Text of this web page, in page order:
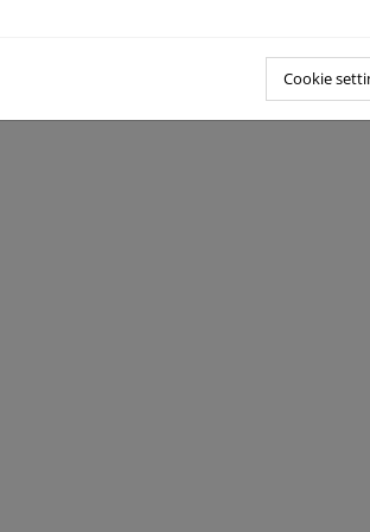
Cookie